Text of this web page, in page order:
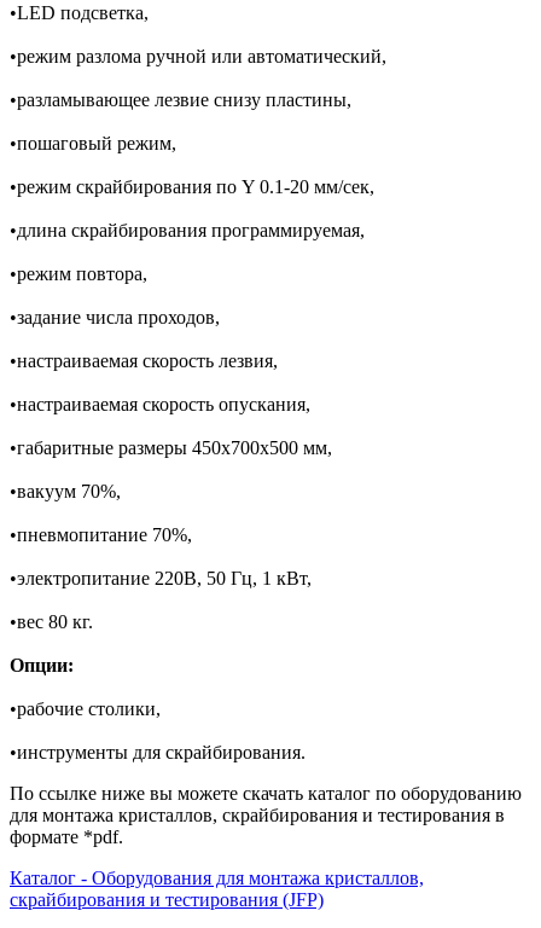
•LED подсветка,
•режим разлома ручной или автоматический,
•разламывающее лезвие снизу пластины,
•пошаговый режим,
•режим скрайбирования по Y 0.1-20 мм/сек,
•длина скрайбирования программируемая,
•режим повтора,
•задание числа проходов,
•настраиваемая скорость лезвия,
•настраиваемая скорость опускания,
•габаритные размеры 450х700х500 мм,
•вакуум 70%,
•пневмопитание 70%,
•электропитание 220В, 50 Гц, 1 кВт,
•вес 80 кг.
Опции:
•рабочие столики,
•инструменты для скрайбирования.
По ссылке ниже вы можете скачать каталог по оборудованию
для монтажа кристаллов, скрайбирования и тестирования в
формате *pdf.
Каталог - Оборудования для монтажа кристаллов,
скрайбирования и тестирования (JFP)